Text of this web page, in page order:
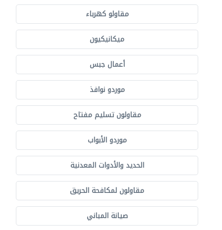
مقاولو كهرباء
ميكانيكيون
أعمال جبس
موردو نوافذ
مقاولون تسليم مفتاح
موردو الأبواب
الحديد والأدوات المعدنية
مقاولون لمكافحة الحريق
صيانة المباني